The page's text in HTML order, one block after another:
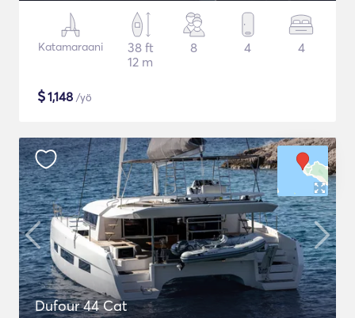
Katamaraani
38 ft
12 m
8 4 4
$1,148 /yö
Dufour 44 Cat